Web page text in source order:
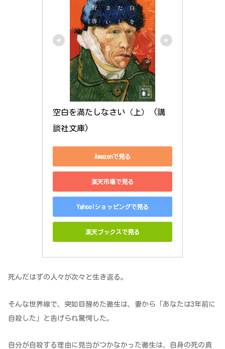
空白を満たしなさい（上） (講
談社文庫)
Amazonで見る
楽天市場で見る
Yahoo!ショッピングで見る
楽天ブックスで見る
死んだはずの人々が次々と生き返る。
そんな世界線で、突如目醒めた徹生は、妻から「あなたは3年前に
自殺した」と告げられ驚愕した。
自分が自殺する理由に見当がつかなかった徹生は、自身の死の真